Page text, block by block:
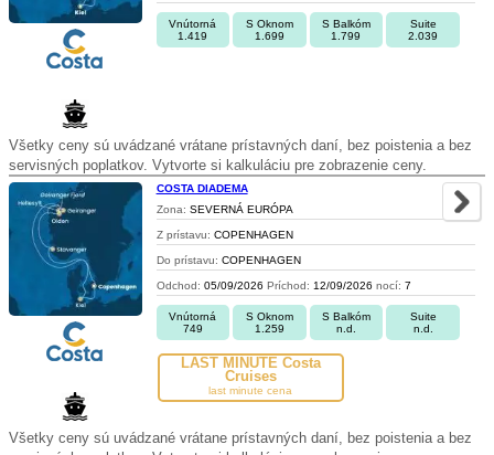
Vnútorná
1.419
S Oknom
1.699
S Balkóm
1.799
Suite
2.039
Všetky ceny sú uvádzané vrátane prístavných daní, bez poistenia a bez
servisných poplatkov. Vytvorte si kalkuláciu pre zobrazenie ceny.
COSTA DIADEMA
Zona: SEVERNÁ EURÓPA
Z prístavu: COPENHAGEN
Do prístavu: COPENHAGEN
Odchod: 05/09/2026 Príchod: 12/09/2026 nocí: 7
Vnútorná
749
S Oknom
1.259
S Balkóm
n.d.
Suite
n.d.
LAST MINUTE Costa
Cruises
last minute cena
Všetky ceny sú uvádzané vrátane prístavných daní, bez poistenia a bez